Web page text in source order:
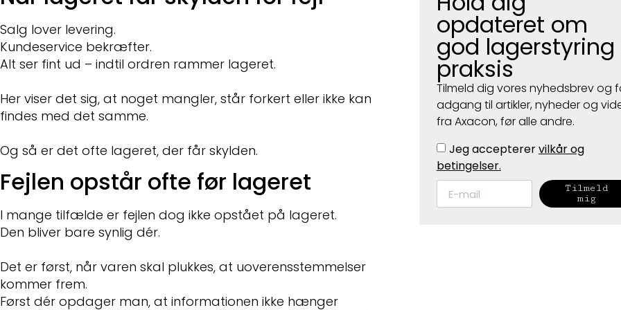
Salg lover levering.
Kundeservice bekræfter.
Alt ser fint ud – indtil ordren rammer lageret.
Her viser det sig, at noget mangler, står forkert eller ikke kan
findes med det samme.
Og så er det ofte lageret, der får skylden.
Fejlen opstår ofte før lageret
I mange tilfælde er fejlen dog ikke opstået på lageret.
Den bliver bare synlig dér.
Det er først, når varen skal plukkes, at uoverensstemmelser
kommer frem.
Først dér opdager man, at informationen ikke hænger
opdateret om
god lagerstyring
praksis
Tilmeld dig vores nyhedsbrev og
adgang til artikler, nyheder og
fra Axacon, før alle andre.
Jeg accepterervilkår og
betingelser.
Tilmeld
mig